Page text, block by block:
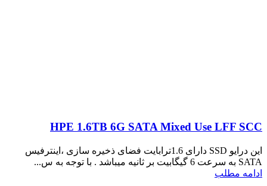
HPE 1.6TB 6G SATA Mixed Use LFF SCC
این درایو SSD دارای 1.6ترابایت فضای ذخیره سازی ،اینترفیس
SATA به سرعت 6 گیگابیت بر ثانیه میباشد . با توجه به س...
ادامه مطلب